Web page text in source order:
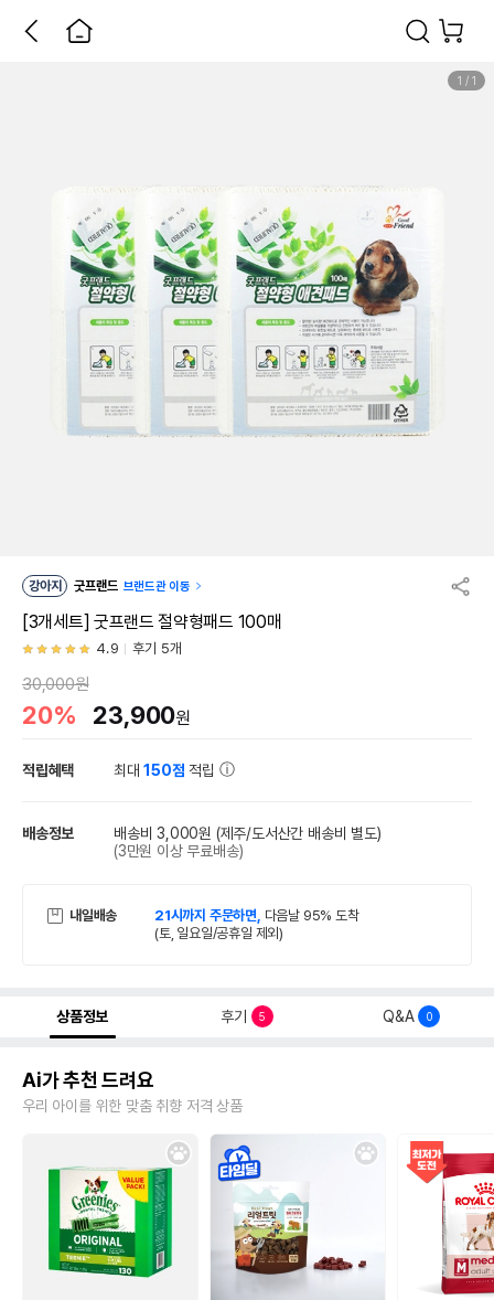
1 / 1
강아지 굿프랜드 브랜드관 이동
[3개세트] 굿프랜드 절약형패드 100매
4.9 후기 5개
30,000원
20% 23,900원
적립혜택 최대150점 적립
배송정보 배송비 3,000원 (제주/도서산간 배송비 별도)
(3만원 이상 무료배송)
내일배송 21시까지 주문하면, 다음날 95% 도착
(토, 일요일/공휴일 제외)
상품정보 후기 5 Q&A 0
Ai가 추천 드려요
우리 아이를 위한 맞춤 취향 저격 상품